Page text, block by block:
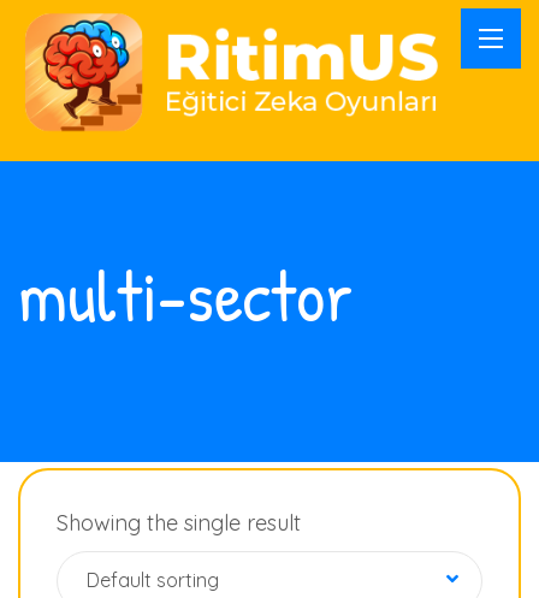
multi-sector
Showing the single result
Default sorting